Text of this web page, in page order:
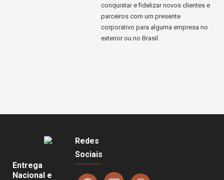
conquistar e fidelizar novos clientes e
parceiros com um presente
corporativo para alguma empresa no
exterior ou no Brasil.
Entrega
Nacional e
Redes
Sociais